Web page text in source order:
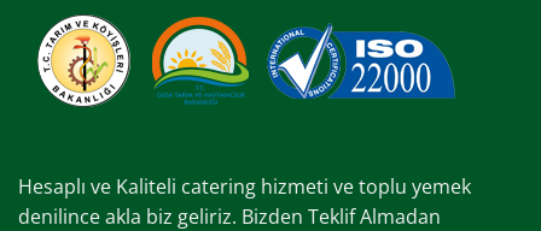
Hesaplı ve Kaliteli catering hizmeti ve toplu yemek
denilince akla biz geliriz. Bizden Teklif Almadan